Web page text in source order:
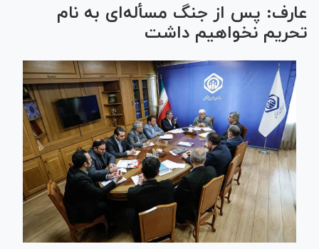
عارف: پس از جنگ مسأله‌ای به نام
تحریم نخواهیم داشت